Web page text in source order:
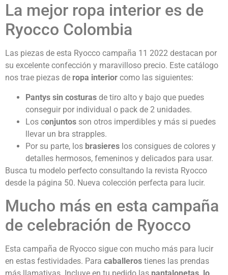
La mejor ropa interior es de
Ryocco Colombia
Las piezas de esta Ryocco campaña 11 2022 destacan por
su excelente confección y maravilloso precio. Este catálogo
nos trae piezas de ropa interior como las siguientes:
Pantys sin costuras de tiro alto y bajo que puedes
conseguir por individual o pack de 2 unidades.
Los conjuntos son otros imperdibles y más si puedes
llevar un bra strapples.
Por su parte, los brasieres los consigues de colores y
detalles hermosos, femeninos y delicados para usar.
Busca tu modelo perfecto consultando la revista Ryocco
desde la página 50. Nueva colección perfecta para lucir.
Mucho más en esta campaña
de celebración de Ryocco
Esta campaña de Ryocco sigue con mucho más para lucir
en estas festividades. Para caballeros tienes las prendas